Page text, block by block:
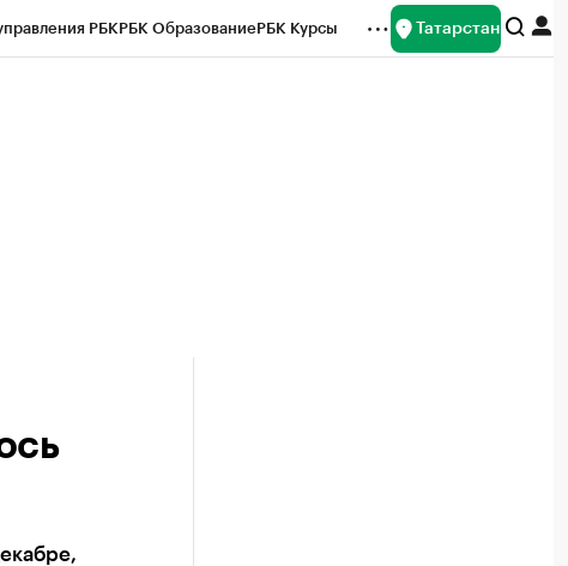
РБКРБК ОбразованиеРБК Курсы Татарстан